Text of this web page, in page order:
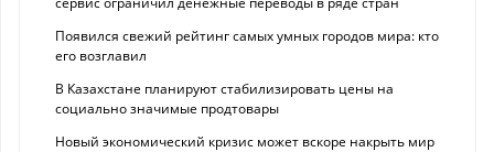
Появился свежий рейтинг самых умных городов мира: кто
его возглавил
В Казахстане планируют стабилизировать цены на
социально значимые продтовары
Новый экономический кризис может вскоре накрыть мир